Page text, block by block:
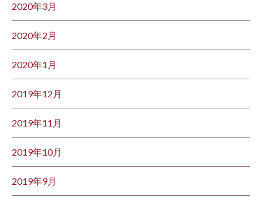
2020年3月
2020年2月
2020年1月
2019年12月
2019年11月
2019年10月
2019年9月